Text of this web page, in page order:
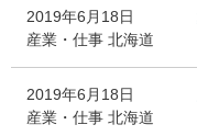
2019年6月18日
産業・仕事 北海道
2019年6月18日
産業・仕事 北海道